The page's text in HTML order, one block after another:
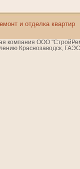
и отделка квартир
компания ООО
Краснозаводск,